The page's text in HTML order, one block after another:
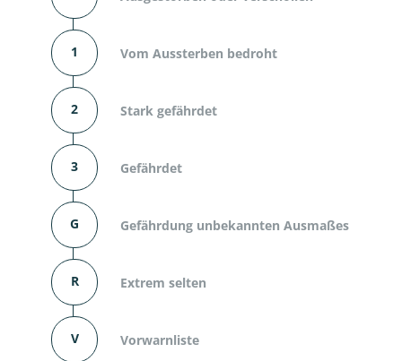
1 Vom Aussterben bedroht
2 Stark gefährdet
3 Gefährdet
G Gefährdung unbekannten Ausmaßes
R Extrem selten
V Vorwarnliste